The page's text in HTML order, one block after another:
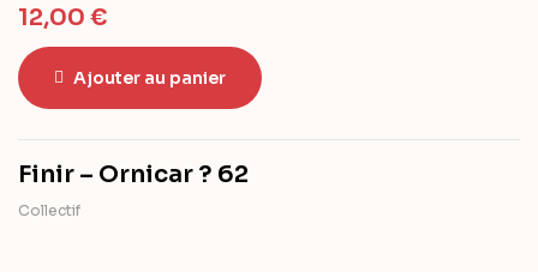
12,00 €
Ajouter au panier
Finir – Ornicar ? 62
Collectif